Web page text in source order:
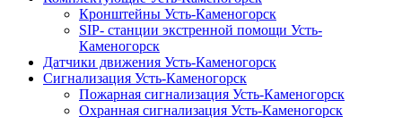
Кронштейны Усть-Каменогорск
SIP- станции экстренной помощи Усть-
Каменогорск
Датчики движения Усть-Каменогорск
Сигнализация Усть-Каменогорск
Пожарная сигнализация Усть-Каменогорск
Охранная сигнализация Усть-Каменогорск